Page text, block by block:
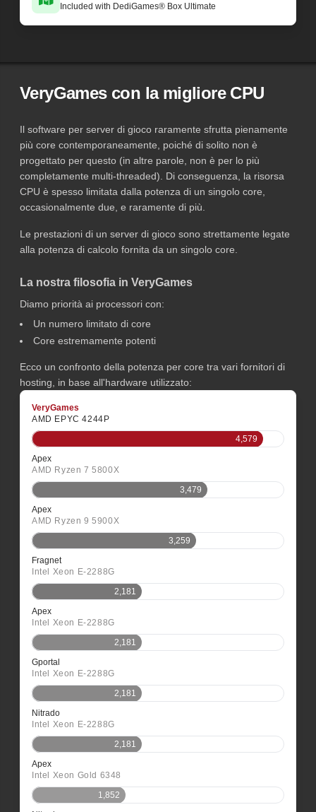
Included with DediGames® Box Ultimate
VeryGames con la migliore CPU
Il software per server di gioco raramente sfrutta pienamente
più core contemporaneamente, poiché di solito non è
progettato per questo (in altre parole, non è per lo più
completamente multi-threaded). Di conseguenza, la risorsa
CPU è spesso limitata dalla potenza di un singolo core,
occasionalmente due, e raramente di più.
Le prestazioni di un server di gioco sono strettamente legate
alla potenza di calcolo fornita da un singolo core.
La nostra filosofia in VeryGames
Diamo priorità ai processori con:
Un numero limitato di core
Core estremamente potenti
Ecco un confronto della potenza per core tra vari fornitori di
hosting, in base all'hardware utilizzato:
VeryGames
AMD EPYC 4244P
4,579
Apex
AMD Ryzen 7 5800X
3,479
Apex
AMD Ryzen 9 5900X
3,259
Fragnet
Intel Xeon E-2288G
2,181
Apex
Intel Xeon E-2288G
2,181
Gportal
Intel Xeon E-2288G
2,181
Nitrado
Intel Xeon E-2288G
2,181
Apex
Intel Xeon Gold 6348
1,852